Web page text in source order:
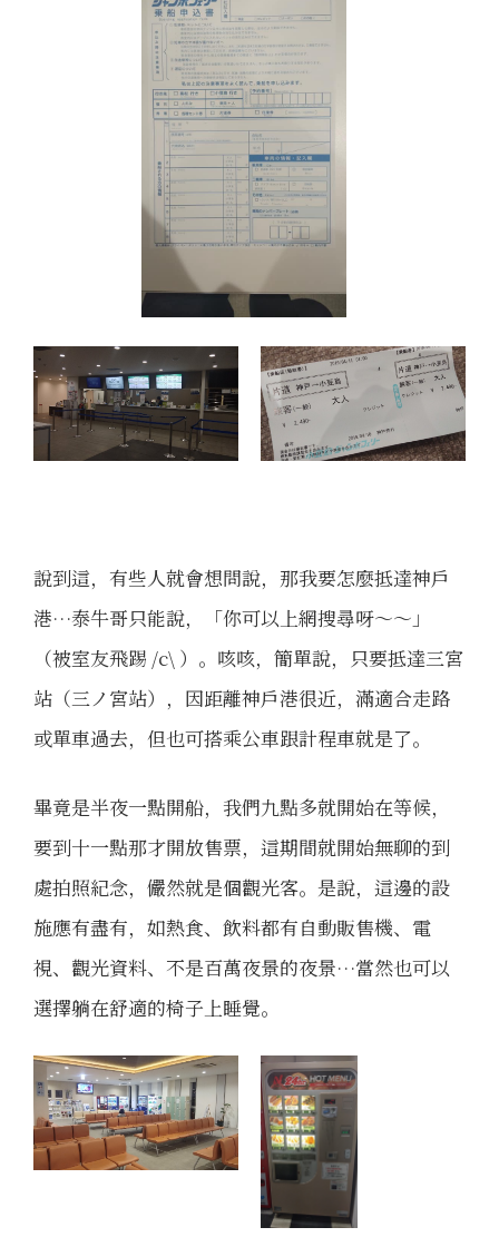
說到這，有些人就會想問說，那我要怎麼抵達神戶
港…泰牛哥只能說，「你可以上網搜尋呀～～」
（被室友飛踢 /c\ ）。咳咳，簡單說，只要抵達三宮
站（三ノ宮站），因距離神戶港很近，滿適合走路
或單車過去，但也可搭乘公車跟計程車就是了。
畢竟是半夜一點開船，我們九點多就開始在等候，
要到十一點那才開放售票，這期間就開始無聊的到
處拍照紀念，儼然就是個觀光客。是說，這邊的設
施應有盡有，如熱食、飲料都有自動販售機、電
視、觀光資料、不是百萬夜景的夜景…當然也可以
選擇躺在舒適的椅子上睡覺。